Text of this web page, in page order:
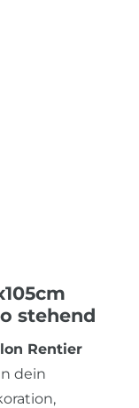
stehend
Rentier
dein